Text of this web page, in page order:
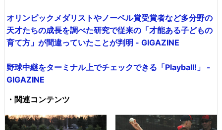
オリンピックメダリストやノーベル賞受賞者など多分野の
天才たちの成長を調べた研究で従来の「才能ある子どもの
育て方」が間違っていたことが判明 - GIGAZINE
野球中継をターミナル上でチェックできる「Playball!」 -
GIGAZINE
・関連コンテンツ